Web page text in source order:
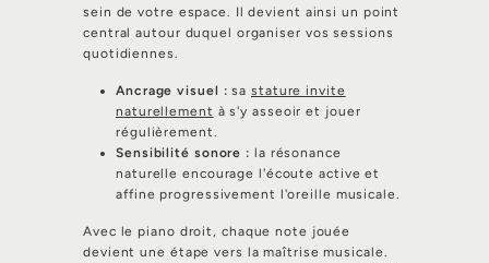
sein de votre espace. Il devient ainsi un point
central autour duquel organiser vos sessions
quotidiennes.
Ancrage visuel : sastature invite
naturellement à s'y asseoir et jouer
régulièrement.
Sensibilité sonore : la résonance
naturelle encourage l'écoute active et
affine progressivement l'oreille musicale.
Avec le piano droit, chaque note jouée
devient une étape vers la maîtrise musicale.